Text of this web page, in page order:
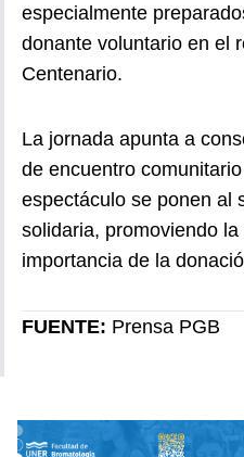
especialmente
donante voluntario en el
Centenario.
La jornada apunta a
de encuentro
espectáculo se ponen al
solidaria, promoviendo
importancia de la
FUENTE: Prensa PGB